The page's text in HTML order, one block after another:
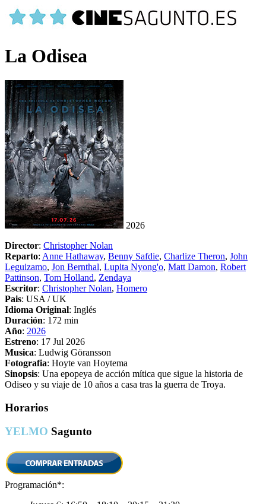
La Odisea
2026
Director: Christopher Nolan
Reparto: Anne Hathaway, Benny Safdie, Charlize Theron, John
Leguizamo, Jon Bernthal, Lupita Nyong'o, Matt Damon, Robert
Pattinson, Tom Holland, Zendaya
Escritor: Christopher Nolan, Homero
Pais: USA / UK
Idioma Original: Inglés
Duración: 172 min
Año: 2026
Estreno: 17 Jul 2026
Musica: Ludwig Göransson
Fotografia: Hoyte van Hoytema
Sinopsis: Una epopeya de acción mítica que sigue la historia de
Odiseo y su viaje de 10 años a casa tras la guerra de Troya.
Horarios
YELMO Sagunto
Programación*: